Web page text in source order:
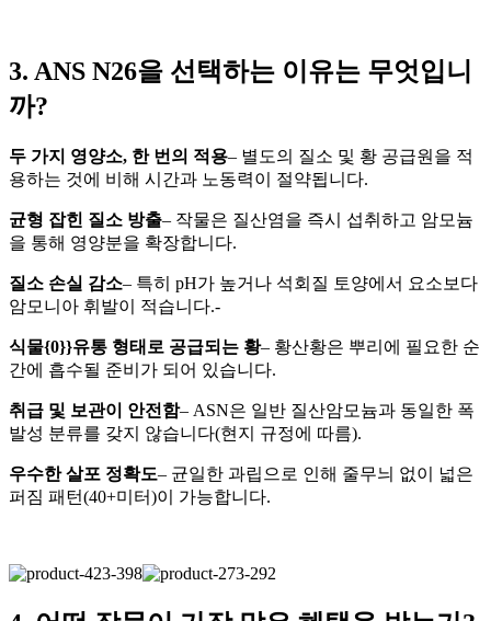
3. ANS N26을 선택하는 이유는 무엇입니
까?
두 가지 영양소, 한 번의 적용– 별도의 질소 및 황 공급원을 적
용하는 것에 비해 시간과 노동력이 절약됩니다.
균형 잡힌 질소 방출– 작물은 질산염을 즉시 섭취하고 암모늄
을 통해 영양분을 확장합니다.
질소 손실 감소– 특히 pH가 높거나 석회질 토양에서 요소보다
암모니아 휘발이 적습니다.-
식물{0}}유통 형태로 공급되는 황– 황산황은 뿌리에 필요한 순
간에 흡수될 준비가 되어 있습니다.
취급 및 보관이 안전함– ASN은 일반 질산암모늄과 동일한 폭
발성 분류를 갖지 않습니다(현지 규정에 따름).
우수한 살포 정확도– 균일한 과립으로 인해 줄무늬 없이 넓은
퍼짐 패턴(40+미터)이 가능합니다.